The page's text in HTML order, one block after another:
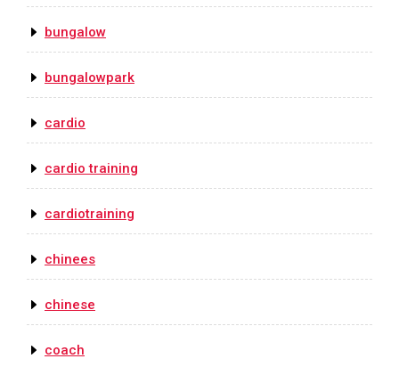
bungalow
bungalowpark
cardio
cardio training
cardiotraining
chinees
chinese
coach